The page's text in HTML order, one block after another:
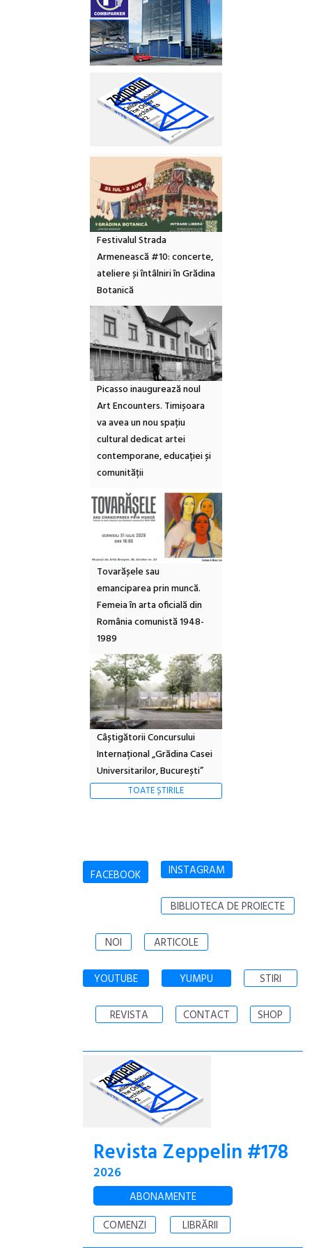
Festivalul Strada
Armenească #10: concerte,
ateliere și întâlniri în Grădina
Botanică
Picasso inaugurează noul
Art Encounters. Timișoara
va avea un nou spațiu
cultural dedicat artei
contemporane, educației și
comunității
Tovarășele sau
emanciparea prin muncă.
Femeia în arta oficială din
România comunistă 1948-
1989
Câștigătorii Concursului
Internațional „Grădina Casei
Universitarilor, București”
TOATE ȘTIRILE
FACEBOOK INSTAGRAM
BIBLIOTECA DE PROIECTE
NOI ARTICOLE
YOUTUBE YUMPU STIRI
REVISTA CONTACT SHOP
Revista Zeppelin #178
2026
ABONAMENTE
COMENZI
LIBRĂRII